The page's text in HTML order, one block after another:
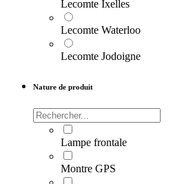
Lecomte Ixelles
Lecomte Waterloo
Lecomte Jodoigne
Nature de produit
Lampe frontale
Montre GPS